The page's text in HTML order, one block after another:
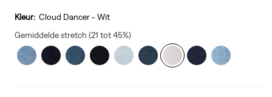
Kleur: Cloud Dancer - Wit
Gemiddelde stretch (21 tot 45%)